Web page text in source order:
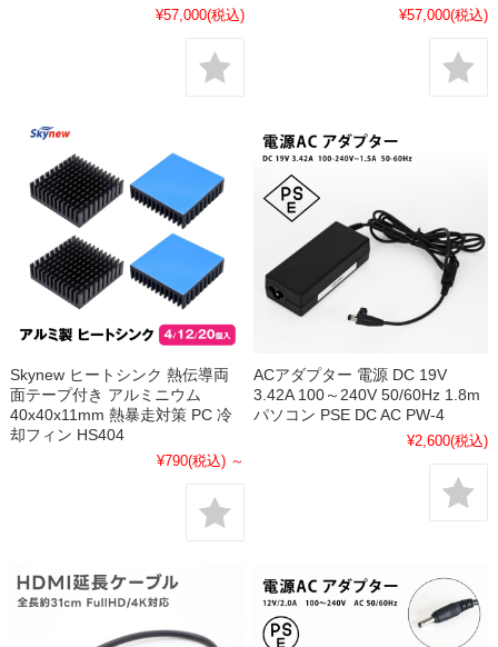
¥57,000(税込) ¥57,000(税込)
Skynew ヒートシンク 熱伝導両
面テープ付き アルミニウム
40x40x11mm 熱暴走対策 PC 冷
却フィン HS404
¥790(税込) ～
ACアダプター 電源 DC 19V
3.42A 100～240V 50/60Hz 1.8m
パソコン PSE DC AC PW-4
¥2,600(税込)